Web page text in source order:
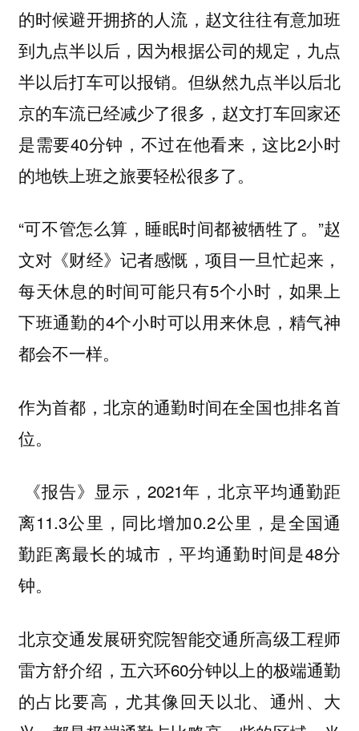
的时候避开拥挤的人流，赵文往往有意加班
到九点半以后，因为根据公司的规定，九点
半以后打车可以报销。但纵然九点半以后北
京的车流已经减少了很多，赵文打车回家还
是需要40分钟，不过在他看来，这比2小时
的地铁上班之旅要轻松很多了。
“可不管怎么算，睡眠时间都被牺牲了。”赵
文对《财经》记者感慨，项目一旦忙起来，
每天休息的时间可能只有5个小时，如果上
下班通勤的4个小时可以用来休息，精气神
都会不一样。
作为首都，北京的通勤时间在全国也排名首
位。
《报告》显示，2021年，北京平均通勤距
离11.3公里，同比增加0.2公里，是全国通
勤距离最长的城市，平均通勤时间是48分
钟。
北京交通发展研究院智能交通所高级工程师
雷方舒介绍，五六环60分钟以上的极端通勤
的占比要高，尤其像回天以北、通州、大